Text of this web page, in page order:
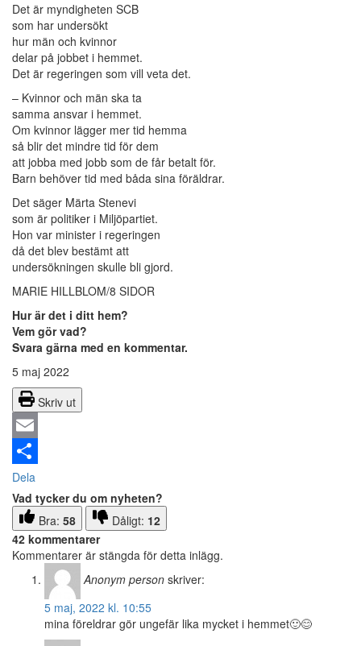
Det är myndigheten SCB
som har undersökt
hur män och kvinnor
delar på jobbet i hemmet.
Det är regeringen som vill veta det.
– Kvinnor och män ska ta
samma ansvar i hemmet.
Om kvinnor lägger mer tid hemma
så blir det mindre tid för dem
att jobba med jobb som de får betalt för.
Barn behöver tid med båda sina föräldrar.
Det säger Märta Stenevi
som är politiker i Miljöpartiet.
Hon var minister i regeringen
då det blev bestämt att
undersökningen skulle bli gjord.
MARIE HILLBLOM/8 SIDOR
Hur är det i ditt hem?
Vem gör vad?
Svara gärna med en kommentar.
5 maj 2022
Skriv ut
Email
Dela
Vad tycker du om nyheten?
Bra: 58 Dåligt: 12
42 kommentarer
Kommentarer är stängda för detta inlägg.
Anonym person skriver:
5 maj, 2022 kl. 10:55
mina föreldrar gör ungefär lika mycket i hemmet🙂😊